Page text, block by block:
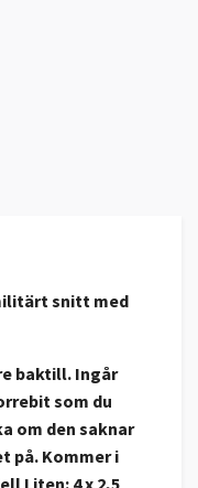
snitt med
baktill. Ingår
som du
om den saknar
på. Kommer i